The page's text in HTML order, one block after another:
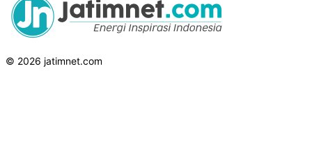
© 2026 jatimnet.com